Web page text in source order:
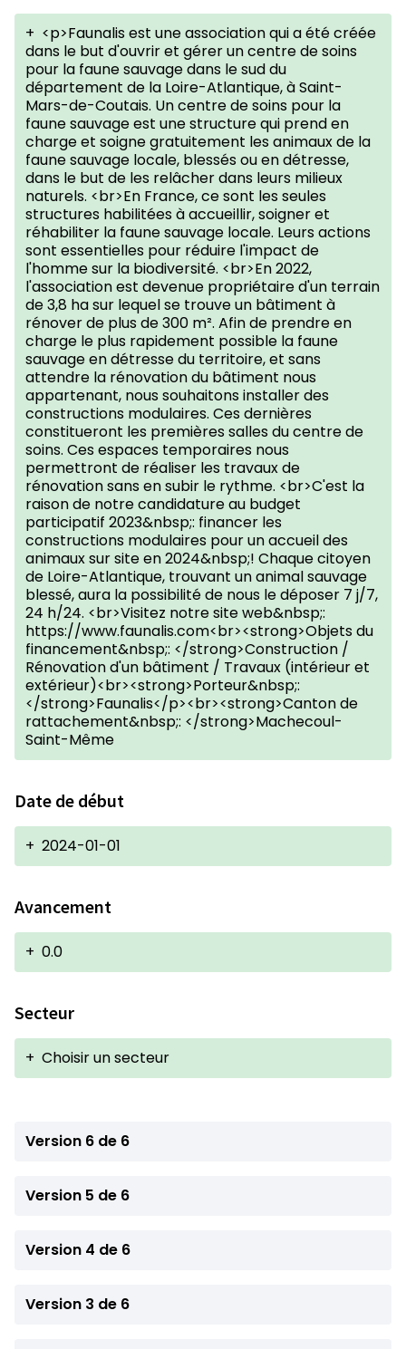
+ <p>Faunalis est une association qui a été créée
dans le but d'ouvrir et gérer un centre de soins
pour la faune sauvage dans le sud du
département de la Loire-Atlantique, à Saint-
Mars-de-Coutais. Un centre de soins pour la
faune sauvage est une structure qui prend en
charge et soigne gratuitement les animaux de la
faune sauvage locale, blessés ou en détresse,
dans le but de les relâcher dans leurs milieux
naturels. <br>En France, ce sont les seules
structures habilitées à accueillir, soigner et
réhabiliter la faune sauvage locale. Leurs actions
sont essentielles pour réduire l'impact de
l'homme sur la biodiversité. <br>En 2022,
l'association est devenue propriétaire d'un terrain
de 3,8 ha sur lequel se trouve un bâtiment à
rénover de plus de 300 m². Afin de prendre en
charge le plus rapidement possible la faune
sauvage en détresse du territoire, et sans
attendre la rénovation du bâtiment nous
appartenant, nous souhaitons installer des
constructions modulaires. Ces dernières
constitueront les premières salles du centre de
soins. Ces espaces temporaires nous
permettront de réaliser les travaux de
rénovation sans en subir le rythme. <br>C'est la
raison de notre candidature au budget
participatif 2023&nbsp;: financer les
constructions modulaires pour un accueil des
animaux sur site en 2024&nbsp;! Chaque citoyen
de Loire-Atlantique, trouvant un animal sauvage
blessé, aura la possibilité de nous le déposer 7 j/7,
24 h/24. <br>Visitez notre site web&nbsp;:
https://www.faunalis.com<br><strong>Objets du
financement&nbsp;: </strong>Construction /
Rénovation d'un bâtiment / Travaux (intérieur et
extérieur)<br><strong>Porteur&nbsp;:
</strong>Faunalis</p><br><strong>Canton de
rattachement&nbsp;: </strong>Machecoul-
Saint-Même
Date de début
+ 2024-01-01
Avancement
+ 0.0
Secteur
+ Choisir un secteur
Version 6 de 6
Version 5 de 6
Version 4 de 6
Version 3 de 6